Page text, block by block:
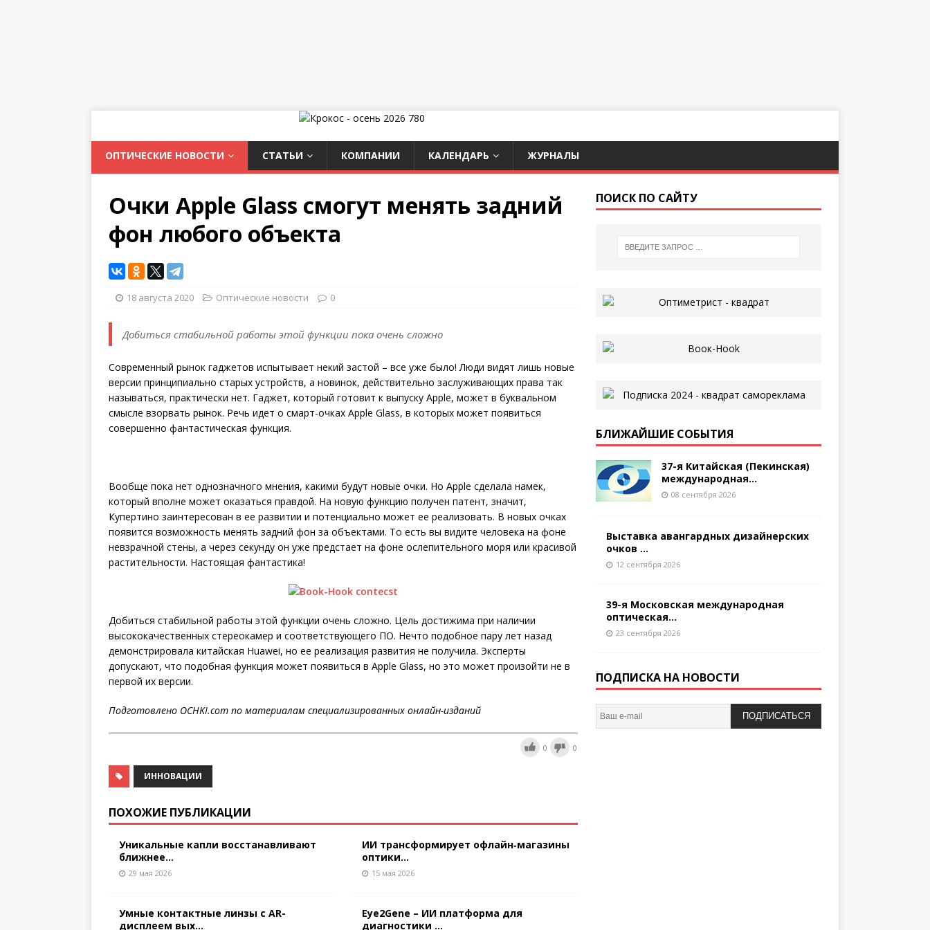
ОПТИЧЕСКИЕ НОВОСТИ СТАТЬИ КОМПАНИИ КАЛЕНДАРЬ ЖУРНАЛЫ
Очки Apple Glass смогут менять задний
фон любого объекта
18 августа 2020 Оптические новости 0
Добиться стабильной работы этой функции пока очень сложно
Современный рынок гаджетов испытывает некий застой – все уже было! Люди видят лишь новые
версии принципиально старых устройств, а новинок, действительно заслуживающих права так
называться, практически нет. Гаджет, который готовит к выпуску Apple, может в буквальном
смысле взорвать рынок. Речь идет о смарт-очках Apple Glass, в которых может появиться
совершенно фантастическая функция.
Вообще пока нет однозначного мнения, какими будут новые очки. Но Apple сделала намек,
который вполне может оказаться правдой. На новую функцию получен патент, значит,
Купертино заинтересован в ее развитии и потенциально может ее реализовать. В новых очках
появится возможность менять задний фон за объектами. То есть вы видите человека на фоне
невзрачной стены, а через секунду он уже предстает на фоне ослепительного моря или красивой
растительности. Настоящая фантастика!
Добиться стабильной работы этой функции очень сложно. Цель достижима при наличии
высококачественных стереокамер и соответствующего ПО. Нечто подобное пару лет назад
демонстрировала китайская Huawei, но ее реализация развития не получила. Эксперты
допускают, что подобная функция может появиться в Apple Glass, но это может произойти не в
первой их версии.
Подготовлено OCHKI.com по материалам специализированных онлайн-изданий
0 0
ИННОВАЦИИ
ПОХОЖИЕ ПУБЛИКАЦИИ
Уникальные капли восстанавливают
ближнее...
29 мая 2026
Умные контактные линзы с AR-
дисплеем вых...
ИИ трансформирует офлайн‑магазины
оптики...
15 мая 2026
Eye2Gene – ИИ платформа для
диагностики ...
ПОИСК ПО САЙТУ
БЛИЖАЙШИЕ СОБЫТИЯ
37-я Китайская (Пекинская)
международная...
08 сентября 2026
Выставка авангардных дизайнерских
очков ...
12 сентября 2026
39-я Московская международная
оптическая...
23 сентября 2026
ПОДПИСКА НА НОВОСТИ
ПОДПИСАТЬСЯ